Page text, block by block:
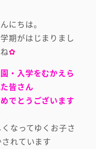
にちは。
期がはじまりまし
✿
・入学をむかえら
皆さん
でとうございます
なってゆくお子さ
れています